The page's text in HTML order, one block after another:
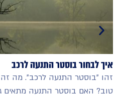
בוסטר התנעה לרכב
התנעה לרכב". מה זה
האם בוסטר התנעה מתאים גם